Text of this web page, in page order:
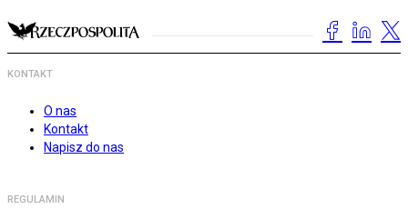
KONTAKT
O nas
Kontakt
Napisz do nas
REGULAMIN